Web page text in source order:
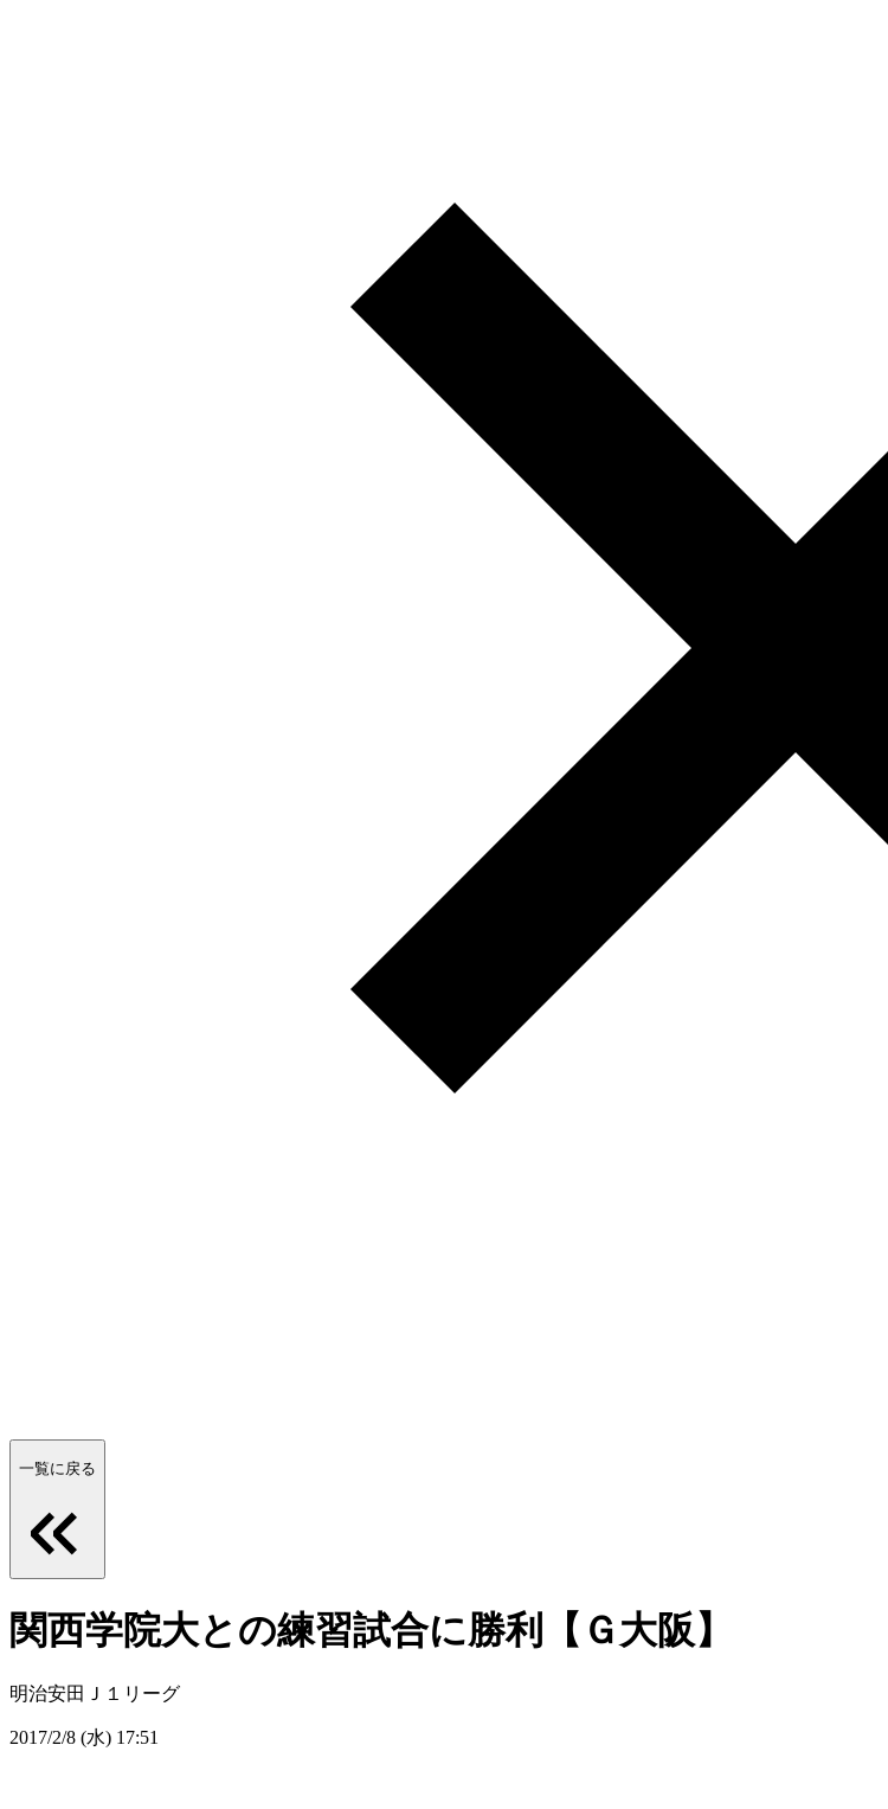
一覧に戻る
関西学院大との練習試合に勝利【Ｇ大阪】
明治安田Ｊ１リーグ
2017/2/8 (水) 17:51